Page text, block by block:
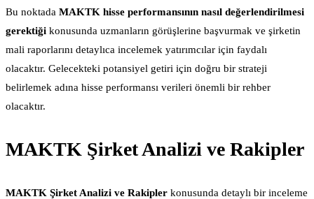
Bu noktada MAKTK hisse performansının nasıl değerlendirilmesi
gerektiği konusunda uzmanların görüşlerine başvurmak ve şirketin
mali raporlarını detaylıca incelemek yatırımcılar için faydalı
olacaktır. Gelecekteki potansiyel getiri için doğru bir strateji
belirlemek adına hisse performansı verileri önemli bir rehber
olacaktır.
MAKTK Şirket Analizi ve Rakipler
MAKTK Şirket Analizi ve Rakipler konusunda detaylı bir inceleme